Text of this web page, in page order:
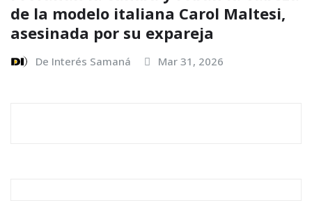
de la modelo italiana Carol Maltesi,
asesinada por su expareja
De Interés Samaná Mar 31, 2026